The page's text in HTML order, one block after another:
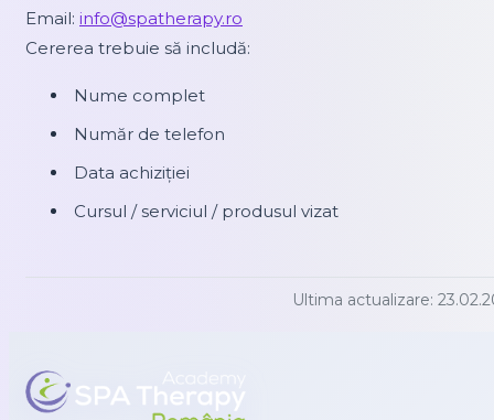
Email: info@spatherapy.ro
Cererea trebuie să includă:
Nume complet
Număr de telefon
Data achiziției
Cursul / serviciul / produsul vizat
Ultima actualizare: